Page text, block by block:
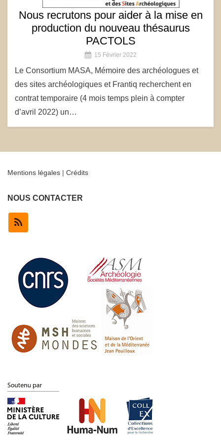
Nous recrutons pour aider à la mise en
production du nouveau thésaurus
PACTOLS
15 Février 2022
Le Consortium MASA, Mémoire des archéologues et
des sites archéologiques et Frantiq recherchent en
contrat temporaire (4 mois temps plein à compter
d’avril 2022) un…
Mentions légales | Crédits
NOUS CONTACTER